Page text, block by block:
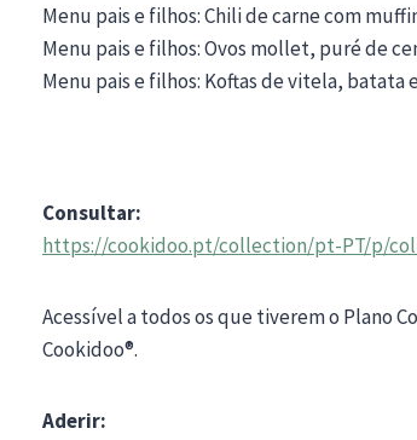
Menu pais e filhos: Chili de carne com
Menu pais e filhos: Ovos mollet, puré de
Menu pais e filhos: Koftas de vitela, batata
Consultar:
https://cookidoo.pt/collection/pt-PT/p/
Acessível a todos os que tiverem o Plano
Cookidoo®.
Aderir: